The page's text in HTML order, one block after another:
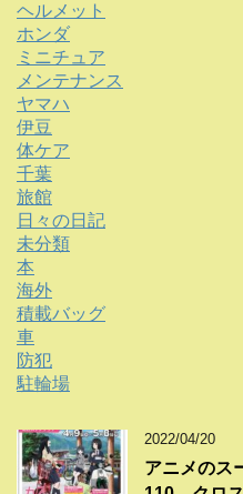
ヘルメット
ホンダ
ミニチュア
メンテナンス
ヤマハ
伊豆
体ケア
千葉
旅館
日々の日記
未分類
本
海外
積載バッグ
車
防犯
駐輪場
2022/04/20
アニメのス